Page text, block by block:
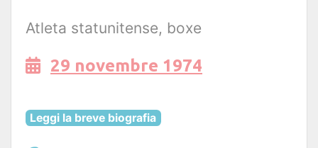
Atleta statunitense, boxe
29 novembre 1974
Leggi la breve biografia